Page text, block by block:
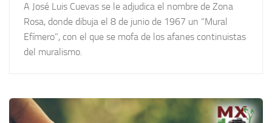
A José Luis Cuevas se le adjudica el nombre de Zona
Rosa, donde dibuja el 8 de junio de 1967 un “Mural
Efímero”, con el que se mofa de los afanes continuistas
del muralismo.